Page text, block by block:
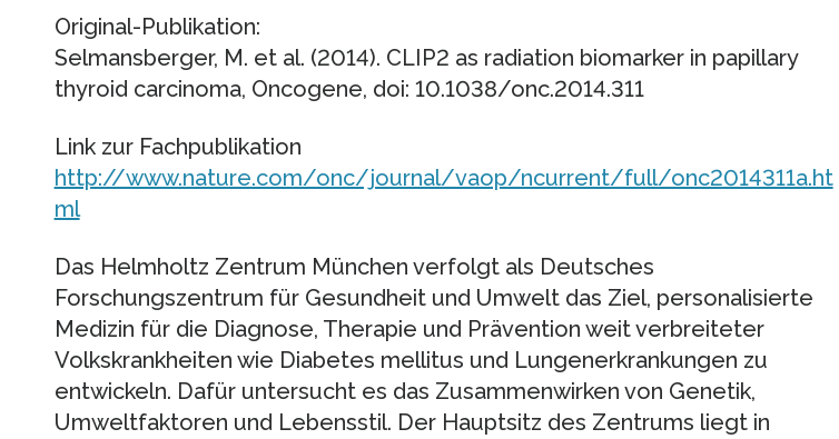
Original-Publikation:
Selmansberger, M. et al. (2014). CLIP2 as radiation biomarker in papillary
thyroid carcinoma, Oncogene, doi: 10.1038/onc.2014.311
Link zur Fachpublikation
http://www.nature.com/onc/journal/vaop/ncurrent/full/onc2014311a.ht
ml
Das Helmholtz Zentrum München verfolgt als Deutsches
Forschungszentrum für Gesundheit und Umwelt das Ziel, personalisierte
Medizin für die Diagnose, Therapie und Prävention weit verbreiteter
Volkskrankheiten wie Diabetes mellitus und Lungenerkrankungen zu
entwickeln. Dafür untersucht es das Zusammenwirken von Genetik,
Umweltfaktoren und Lebensstil. Der Hauptsitz des Zentrums liegt in